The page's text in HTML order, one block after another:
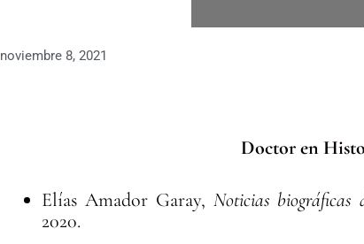
noviembre 8, 2021
Doctor en
Elías Amador Garay, Noticias biográficas
2020.